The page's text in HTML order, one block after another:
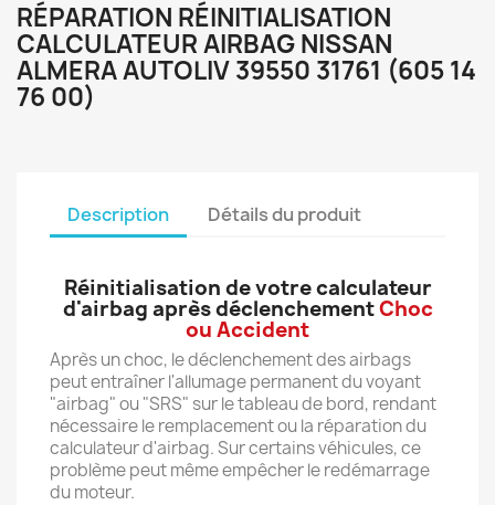
RÉPARATION RÉINITIALISATION
CALCULATEUR AIRBAG NISSAN
ALMERA AUTOLIV 39550 31761 (605 14
76 00)
Description Détails du produit
Réinitialisation de votre calculateur
d'airbag après déclenchementChoc
ou Accident
Après un choc, le déclenchement des airbags
peut entraîner l'allumage permanent du voyant
"airbag" ou "SRS" sur le tableau de bord, rendant
nécessaire le remplacement ou la réparation du
calculateur d'airbag. Sur certains véhicules, ce
problème peut même empêcher le redémarrage
du moteur.